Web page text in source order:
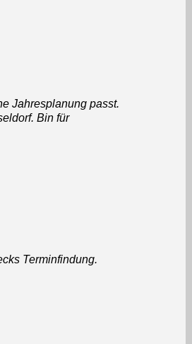
Jahresplanung passt.
Bin für
Terminfindung.